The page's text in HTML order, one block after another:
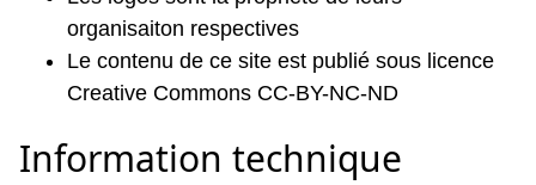
organisaiton respectives
Le contenu de ce site est publié sous licence
Creative Commons CC-BY-NC-ND
Information technique